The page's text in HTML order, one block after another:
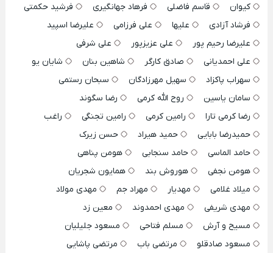
کیوان
قاسم فاضلی فرهاد جهانگیری
فرشید حکمتی
فرشاد آزادی
علیها علی فرزامی
علیرضا اسپید
علیرضا رحیم پور
علی عزیزپور
علی شرفی
علی احمدیانی
صادق کارگر شاهین بنان
شایان یو
سهراب پاکزاد
سهیل مهرزادگان
سبحان رستمی
سامان یاسین
روح الله کرمی
رضا سگوند
رضا کرمی تارا
رامین کرمی رامین تجنگی
راغب
حمیدرضا بابایی
حمید هیراد
حسن زیرک
حامد الماسی
حامد سنجابی
هومن پناهی
هومن نجفی
هوروش بند
همایون شجریان
میلاد غلامی
مهدیار مهراد جم
مهدی مولاد
مهدی شریفی
مهدی احمدوند
معین زد
مسیح و آرش
مسلم فتاحی
مسعود جلیلیان
مسعود صادقلو
مرتضی باب
مرتضی پاشایی